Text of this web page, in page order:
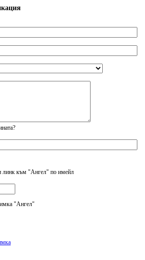
линк към "Ангел" по имейл
"Ангел"